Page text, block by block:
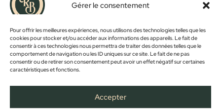
Gérer le consentement
Pour offrir les meilleures expériences, nous utilisons des technologies telles que les
cookies pour stocker et/ou accéder aux informations des appareils. Le fait de
consentir à ces technologies nous permettra de traiter des données telles que le
comportement de navigation ou les ID uniques sur ce site. Le fait de ne pas
consentir ou de retirer son consentement peut avoir un effet négatif sur certaines
caractéristiques et fonctions.
Accepter